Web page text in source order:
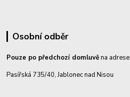
Osobní odběr
Pouze po předchozí domluvěna adrese
Pasířská 735/40, Jablonec nad Nisou